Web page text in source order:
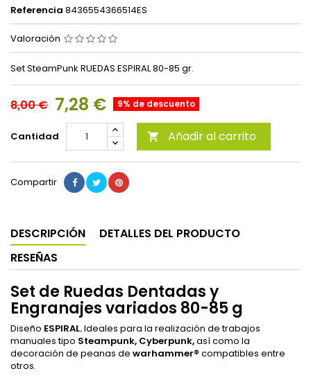
Referencia 8436554366514ES
Valoración
Set SteamPunk RUEDAS ESPIRAL 80-85 gr.
8,00 € 7,28 € 9% de descuento
Cantidad  Añadir al carrito
Compartir
DESCRIPCIÓN
DETALLES DEL PRODUCTO
RESEÑAS
Set de Ruedas Dentadas y
Engranajes variados 80-85 g
Diseño ESPIRAL.Ideales para la realización de trabajos
manuales tipo Steampunk, Cyberpunk,así como la
decoración de peanas de warhammer® compatibles entre
otros.